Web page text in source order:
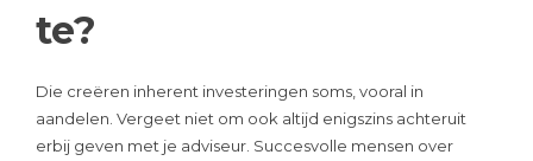
te?
Die creëren inherent investeringen soms, vooral in
aandelen. Vergeet niet om ook altijd enigszins achteruit
erbij geven met je adviseur. Succesvolle mensen over